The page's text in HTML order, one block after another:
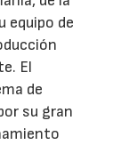
equipo de
El
de
su gran